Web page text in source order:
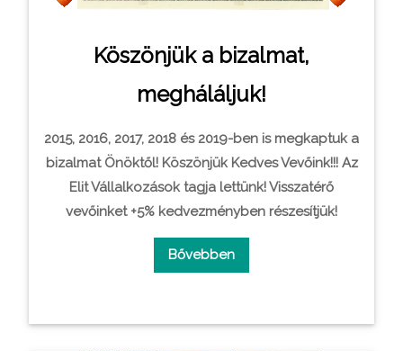
Köszönjük a bizalmat,
megháláljuk!
2015, 2016, 2017, 2018 és 2019-ben is megkaptuk a
bizalmat Önöktől! Köszönjük Kedves Vevőink!!! Az
Elit Vállalkozások tagja lettünk! Visszatérő
vevőinket +5% kedvezményben részesí­tjük!
Bővebben